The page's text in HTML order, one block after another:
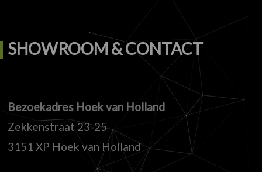
SHOWROOM & CONTACT
Bezoekadres Hoek van Holland
Zekkenstraat 23-25
3151 XP Hoek van Holland